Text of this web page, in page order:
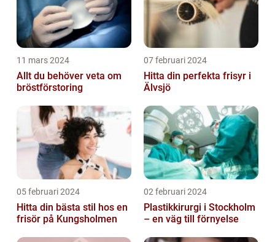
11 mars 2024
Allt du behöver veta om
bröstförstoring
07 februari 2024
Hitta din perfekta frisyr i
Älvsjö
05 februari 2024
Hitta din bästa stil hos en
frisör på Kungsholmen
02 februari 2024
Plastikkirurgi i Stockholm
– en väg till förnyelse